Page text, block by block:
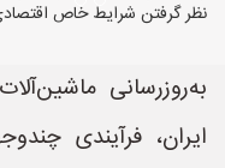
نظر گرفتن شرایط خاص
به‌روزرسانی
ایران، فرآیندی